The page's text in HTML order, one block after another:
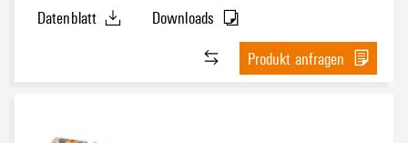
Leiteranschlussquerschnitt AWG, min.
Leiteranschlussquerschnitt AWG, max.
Datenblatt
Downloads
Produkt anfragen